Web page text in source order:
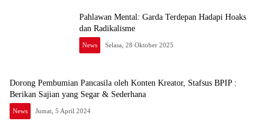
Pahlawan Mental: Garda Terdepan Hadapi Hoaks
dan Radikalisme
News Selasa, 28 Oktober 2025
Dorong Pembumian Pancasila oleh Konten Kreator, Stafsus BPIP :
Berikan Sajian yang Segar & Sederhana
News Jumat, 5 April 2024